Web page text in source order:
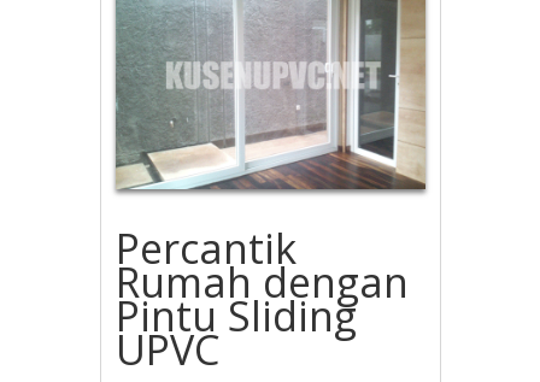
Percantik
Rumah dengan
Pintu Sliding
UPVC